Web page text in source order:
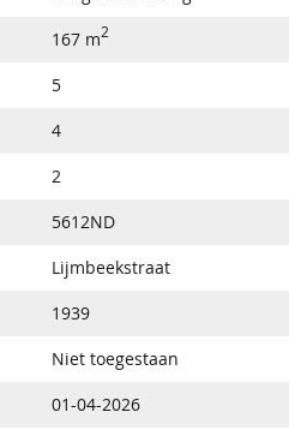
167 m2
5
4
2
5612ND
Lijmbeekstraat
1939
Niet toegestaan
01-04-2026